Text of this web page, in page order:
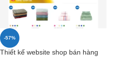
-57%
Thiết kế website shop bán hàng